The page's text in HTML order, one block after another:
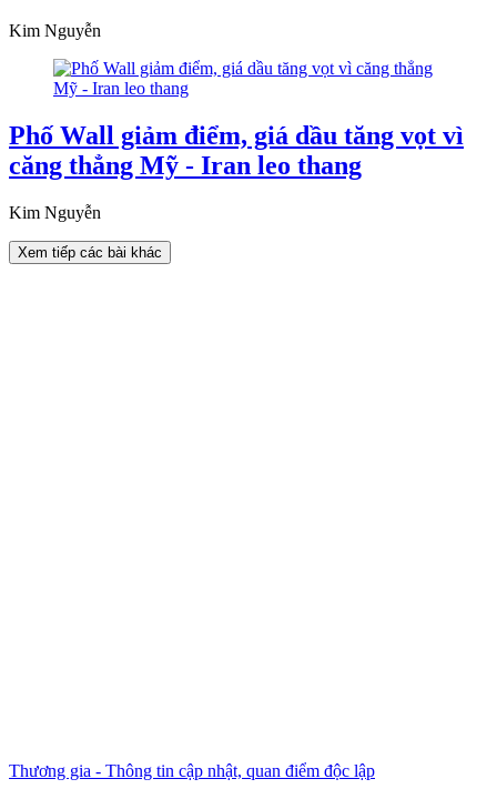
Kim Nguyễn
Phố Wall giảm điểm, giá dầu tăng vọt vì
căng thẳng Mỹ - Iran leo thang
Kim Nguyễn
Xem tiếp các bài khác
Thương gia - Thông tin cập nhật, quan điểm độc lập